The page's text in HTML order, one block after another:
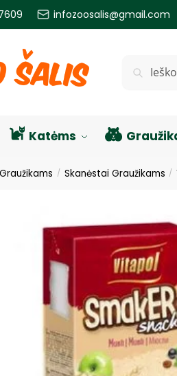
infozoosalis@gmail.com
Katėms
/ Skanėstai Graužikams /